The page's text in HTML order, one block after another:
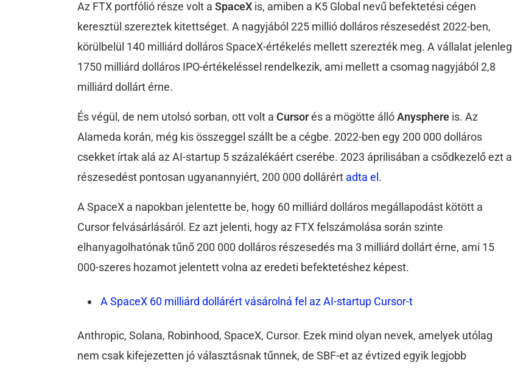
Az FTX portfólió része volt aSpaceX is, amiben a K5 Global nevű befektetési cégen
keresztül szereztek kitettséget. A nagyjából 225 millió dolláros részesedést 2022-ben,
körülbelül 140 milliárd dolláros SpaceX-értékelés mellett szerezték meg. A vállalat jelenleg
1750 milliárd dolláros IPO-értékeléssel rendelkezik, ami mellett a csomag nagyjából 2,8
milliárd dollárt érne.
És végül, de nem utolsó sorban, ott volt aCursorés a mögötte állóAnysphere is.Az
Alameda korán, még kis összeggel szállt be a cégbe. 2022-ben egy 200 000 dolláros
csekket írtak alá az AI-startup 5 százalékáért cserébe. 2023 áprilisában a csődkezelő ezt a
részesedést pontosan ugyanannyiért, 200 000 dollárért adta el .
A SpaceX a napokban jelentette be, hogy 60 milliárd dolláros megállapodást kötött a
Cursor felvásárlásáról. Ez azt jelenti, hogy az FTX felszámolása során szinte
elhanyagolhatónak tűnő 200 000 dolláros részesedés ma 3 milliárd dollárt érne, ami 15
000-szeres hozamot jelentett volna az eredeti befektetéshez képest.
A SpaceX 60 milliárd dollárért vásárolná fel az AI-startup Cursor-t
Anthropic, Solana, Robinhood, SpaceX, Cursor. Ezek mind olyan nevek, amelyek utólag
nem csak kifejezetten jó választásnak tűnnek, de SBF-et az évtized egyik legjobb